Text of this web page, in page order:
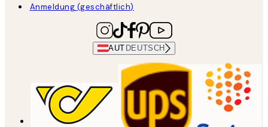
Anmeldung (geschäftlich)
AUT DEUTSCH